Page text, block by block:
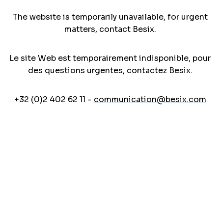
The website is temporarily unavailable, for urgent
matters, contact Besix.
Le site Web est temporairement indisponible, pour
des questions urgentes, contactez Besix.
+32 (0)2 402 62 11 - communication@besix.com